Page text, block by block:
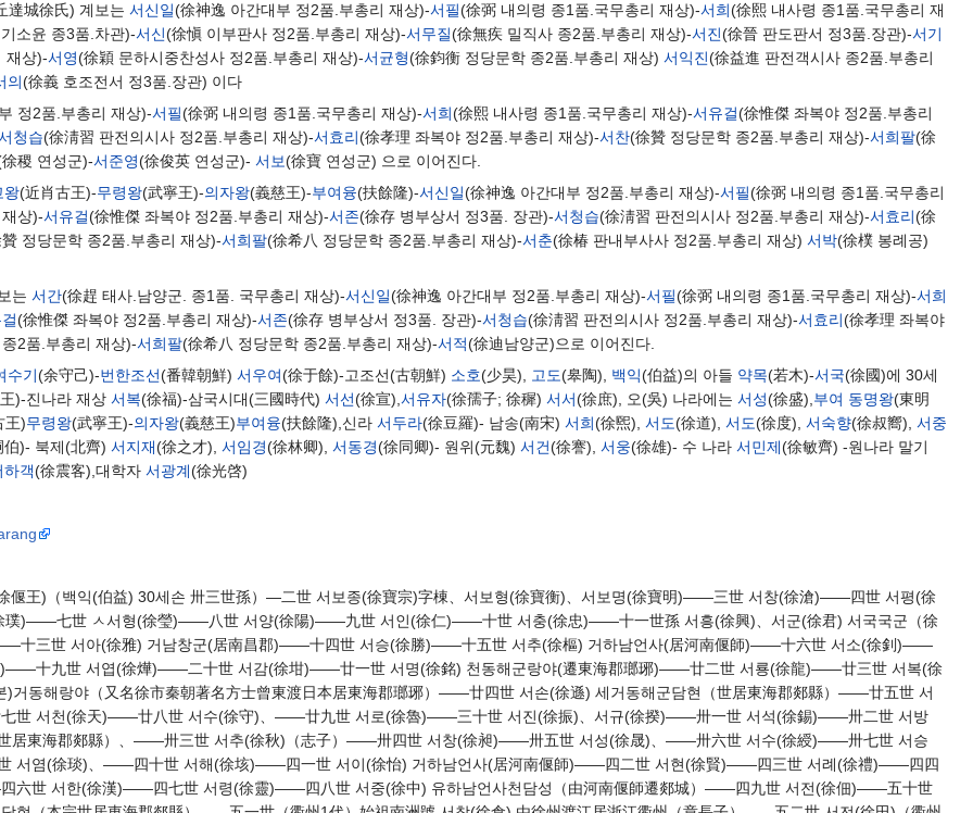
達城徐氏) 계보는 서신일(徐神逸 아간대부 정2품.부총리 재상)-서필(徐弼 내의령 종1품.국무총리 재상)-서희(徐熙 내사령 종1품.국무총리 재
소윤 종3품.차관)-서신(徐愼 이부판사 정2품.부총리 재상)-서무질(徐無疾 밀직사 종2품.부총리 재상)-서진(徐晉 판도판서 정3품.장관)-서기
재상)-서영(徐穎 문하시중찬성사 정2품.부총리 재상)-서균형(徐鈞衡 정당문학 종2품.부총리 재상) 서익진(徐益進 판전객시사 종2품.부총리
의(徐義 호조전서 정3품.장관) 이다
정2품.부총리 재상)-서필(徐弼 내의령 종1품.국무총리 재상)-서희(徐熙 내사령 종1품.국무총리 재상)-서유걸(徐惟傑 좌복야 정2품.부총리
청습(徐淸習 판전의시사 정2품.부총리 재상)-서효리(徐孝理 좌복야 정2품.부총리 재상)-서찬(徐贊 정당문학 종2품.부총리 재상)-서희팔(徐
稷 연성군)-서준영(徐俊英 연성군)- 서보(徐寶 연성군) 으로 이어진다.
왕(近肖古王)-무령왕(武寧王)-의자왕(義慈王)-부여융(扶餘隆)-서신일(徐神逸 아간대부 정2품.부총리 재상)-서필(徐弼 내의령 종1품.국무총리
상)-서유걸(徐惟傑 좌복야 정2품.부총리 재상)-서존(徐存 병부상서 정3품. 장관)-서청습(徐淸習 판전의시사 정2품.부총리 재상)-서효리(徐
정당문학 종2품.부총리 재상)-서희팔(徐希八 정당문학 종2품.부총리 재상)-서춘(徐椿 판내부사사 정2품.부총리 재상) 서박(徐樸 봉례공)
는 서간(徐趕 태사.남양군. 종1품. 국무총리 재상)-서신일(徐神逸 아간대부 정2품.부총리 재상)-서필(徐弼 내의령 종1품.국무총리 재상)-서희
(徐惟傑 좌복야 정2품.부총리 재상)-서존(徐存 병부상서 정3품. 장관)-서청습(徐淸習 판전의시사 정2품.부총리 재상)-서효리(徐孝理 좌복야
2품.부총리 재상)-서희팔(徐希八 정당문학 종2품.부총리 재상)-서적(徐迪남양군)으로 이어진다.
수기(余守己)-번한조선(番韓朝鮮) 서우여(徐于餘)-고조선(古朝鮮) 소호(少昊), 고도(皋陶), 백익(伯益)의 아들 약목(若木)-서국(徐國)에 30세
)-진나라 재상 서복(徐福)-삼국시대(三國時代) 서선(徐宣),서유자(徐孺子; 徐穉) 서서(徐庶), 오(吳) 나라에는 서성(徐盛),부여 동명왕(東明
王)무령왕(武寧王)-의자왕(義慈王)부여융(扶餘隆),신라 서두라(徐豆羅)- 남송(南宋) 서희(徐煕), 서도(徐道), 서도(徐度), 서숙향(徐叔嚮), 서중
伯)- 북제(北齊) 서지재(徐之才), 서임경(徐林卿), 서동경(徐同卿)- 원위(元魏) 서건(徐謇), 서웅(徐雄)- 수 나라 서민제(徐敏齊) -원나라 말기
하객(徐震客),대학자 서광계(徐光啓)
偃王)（백익(伯益) 30세손 卅三世孫）—二世 서보종(徐寶宗)字棟、서보형(徐寶衡)、서보명(徐寶明)——三世 서창(徐滄)——四世 서평(徐
)——七世 ㅅ서형(徐瑩)——八世 서양(徐陽)——九世 서인(徐仁)——十世 서충(徐忠)——十一世孫 서흥(徐興)、서군(徐君) 서국국군（徐
十三世 서아(徐雅) 거남창군(居南昌郡)——十四世 서승(徐勝)——十五世 서추(徐樞) 거하남언사(居河南偃師)——十六世 서소(徐釗)——
十九世 서엽(徐燁)——二十世 서감(徐坩)——廿一世 서명(徐銘) 천동해군랑야(遷東海郡瑯琊)——廿二世 서룡(徐龍)——廿三世 서복(徐
)거동해랑야（又名徐市秦朝著名方士曾東渡日本居東海郡瑯琊）——廿四世 서손(徐遜) 세거동해군담현（世居東海郡郯縣）——廿五世 서
世 서천(徐天)——廿八世 서수(徐守)、——廿九世 서로(徐魯)——三十世 서진(徐振)、서규(徐揆)——卅一世 서석(徐錫)——卅二世 서방
世居東海郡郯縣）、——卅三世 서추(徐秋)（志子）——卅四世 서창(徐昶)——卅五世 서성(徐晟)、——卅六世 서수(徐綬)——卅七世 서승
서염(徐琰)、——四十世 서해(徐垓)——四一世 서이(徐怡) 거하남언사(居河南偃師)——四二世 서현(徐賢)——四三世 서례(徐禮)——四四
世 서한(徐漢)——四七世 서령(徐靈)——四八世 서중(徐中) 유하남언사천담성（由河南偃師遷郯城）——四九世 서전(徐佃)——五十世